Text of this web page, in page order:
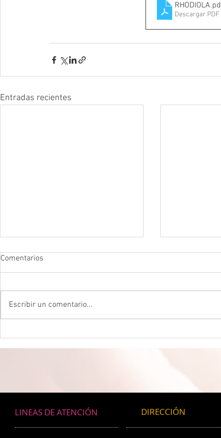
RHODIOLA
Descargar PDF
Entradas recientes
Comentarios
Escribir un comentario...
LINEAS DE ATENCIÓN DIRECCIÓN